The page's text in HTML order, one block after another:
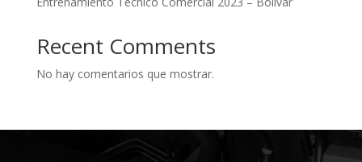
Recent Comments
No hay comentarios que mostrar.